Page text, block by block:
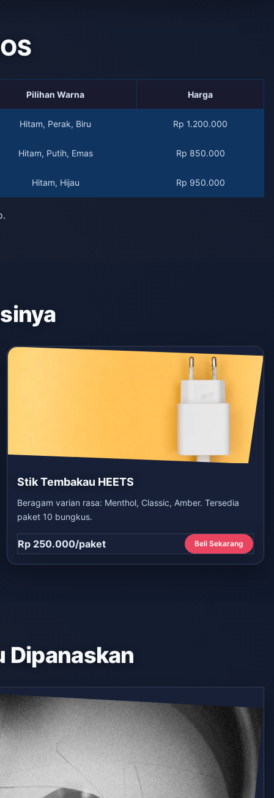
Pilihan Warna Harga
Hitam, Perak, Biru Rp 1.200.000
Hitam, Putih, Emas Rp 850.000
Hitam, Hijau Rp 950.000
Stik Tembakau HEETS
Beragam varian rasa: Menthol, Classic, Amber. Tersedia
paket 10 bungkus.
Rp 250.000/paket Beli Sekarang
Dipanaskan